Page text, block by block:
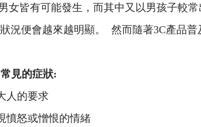
女皆有可能發生，而其中又以男孩子較
況便會越來越明顯。 然而隨著3C產品
見的症狀:
人的要求
憤怒或憎恨的情緒